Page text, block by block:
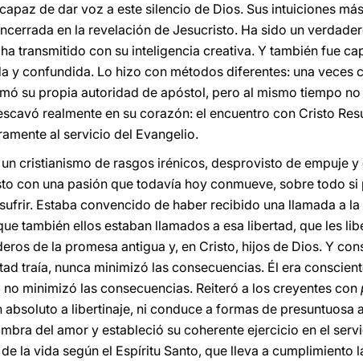
de dar voz a este silencio de Dios. Sus intuiciones
en la revelación de Jesucristo. Ha sido un
transmitido con su inteligencia creativa. Y también fue
y confundida. Lo hizo con métodos diferentes: una veces
su propia autoridad de apóstol, pero al mismo tiempo
realmente en su corazón: el encuentro con Cristo
al servicio del Evangelio.
cristianismo de rasgos irénicos, desprovisto de empuje
con una pasión que todavía hoy conmueve, sobre todo
Estaba convencido de haber recibido una llamada a
también ellos estaban llamados a esa libertad, que les
de la promesa antigua y, en Cristo, hijos de Dios. Y
traía, nunca minimizó las consecuencias. Él era
minimizó las consecuencias. Reiteró a los creyentes con
absoluto a libertinaje, ni conduce a formas de presuntuosa
del amor y estableció su coherente ejercicio en el
la vida según el Espíritu Santo, que lleva a cumplimiento